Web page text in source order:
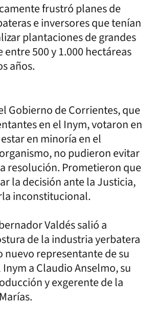
frustró planes de
e inversores que tenían
plantaciones de grandes
entre 500 y 1.000 hectáreas
años.
Gobierno de Corrientes, que
en el Inym, votaron en
en minoría en el
no pudieron evitar
resolución. Prometieron que
la decisión ante la Justicia,
inconstitucional.
Valdés salió a
de la industria yerbatera
nuevo representante de su
a Claudio Anselmo, su
y exgerente de la